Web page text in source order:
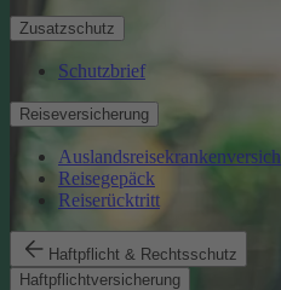
Zusatzschutz
Schutzbrief
Reiseversicherung
Reisegepäck
Reiserücktritt
Haftpflicht & Rechtsschutz
Haftpflichtversicherung